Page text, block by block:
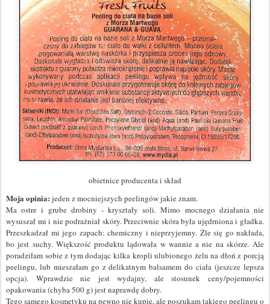
obietnice producenta i skład
Moja opinia: jeden z mocniejszych peelingów jakie znam.
Ma ostre i grube drobiny - kryształy soli. Mimo mocnego działania nie
wysuszał mi i nie podrażniał skóry. Przeciwnie skóra była ujędrniona i gładka.
Przeszkadzał mi jego zapach: chemiczny i nieprzyjemny. Źle się go nakłada,
bo jest suchy. Większość produktu lądowała w wannie a nie na skórze. Ale
poradziłam sobie z tym dodając kilka kropli ulubionego żelu na dłoń z porcją
peelingu, lub mieszałam go z delikatnym balsamem do ciała (jeszcze lepsza
opcja). Wprawdzie nie jest wydajny, ale stosunek ceny/pojemności
opakowania (chyba 500 g) jest naprawdę dobry.
Tego samego kosmetyku na pewno nie kupię, ale poszukam takiego peelingu o